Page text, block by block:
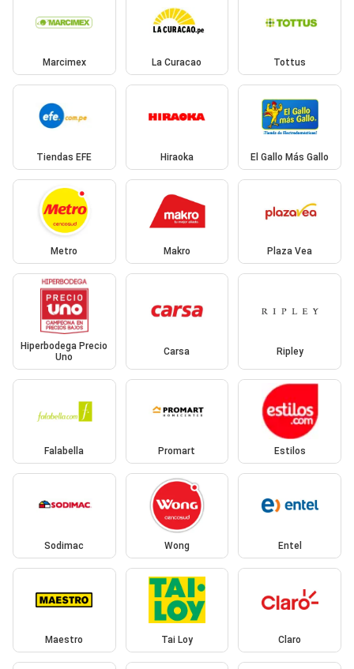
Marcimex La Curacao Tottus
Tiendas EFE Hiraoka El Gallo Más Gallo
Metro Makro Plaza Vea
Hiperbodega Precio
Uno
Carsa Ripley
Falabella Promart Estilos
Sodimac Wong Entel
Maestro Tai Loy Claro